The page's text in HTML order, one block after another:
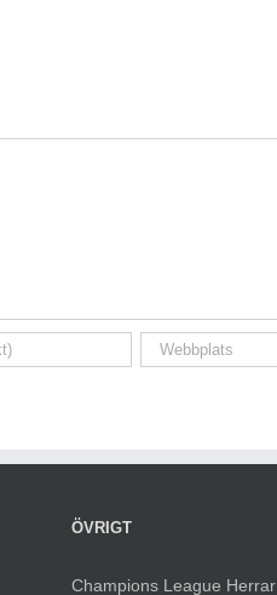
ÖVRIGT
Champions League Herrar